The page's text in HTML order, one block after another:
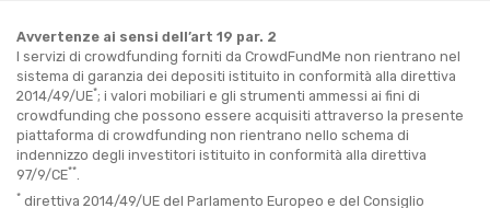
Avvertenze ai sensi dell’art 19 par. 2
I servizi di crowdfunding forniti da CrowdFundMe non rientrano nel
sistema di garanzia dei depositi istituito in conformità alla direttiva
2014/49/UE*; i valori mobiliari e gli strumenti ammessi ai fini di
crowdfunding che possono essere acquisiti attraverso la presente
piattaforma di crowdfunding non rientrano nello schema di
indennizzo degli investitori istituito in conformità alla direttiva
97/9/CE**
* direttiva 2014/49/UE del Parlamento Europeo e del Consiglio